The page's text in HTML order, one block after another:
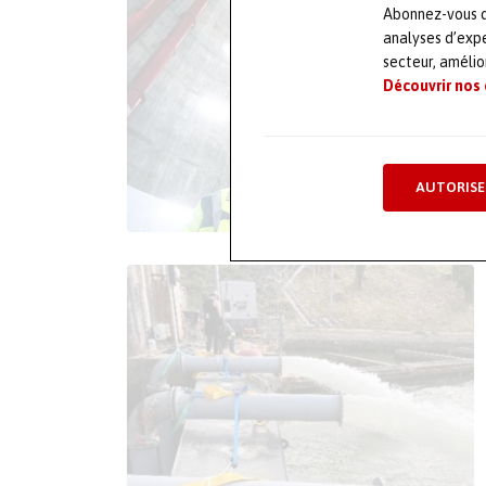
Abonnez-vous
analyses
secteur,
Découvrir